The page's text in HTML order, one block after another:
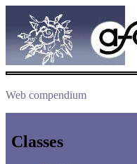
Web compendium
Classes